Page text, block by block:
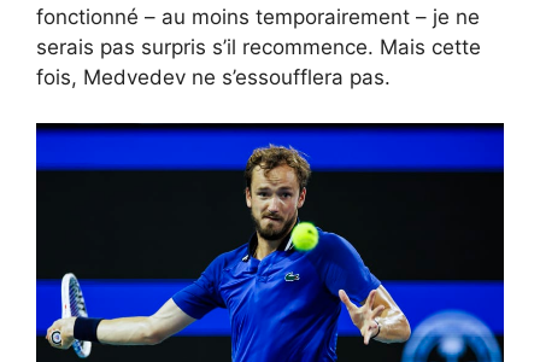
fonctionné – au moins temporairement – ​​je ne
serais pas surpris s’il recommence. Mais cette
fois, Medvedev ne s’essoufflera pas.